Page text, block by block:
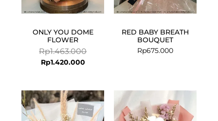
ONLY YOU DOME
FLOWER
Rp1.463.000
Rp1.420.000
RED BABY BREATH
BOUQUET
Rp675.000